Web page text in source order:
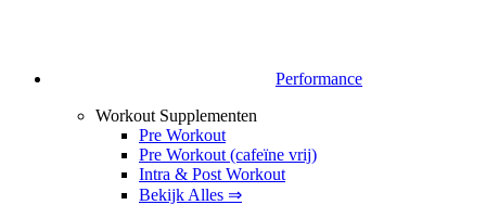
Performance
Workout Supplementen
Pre Workout
Pre Workout (cafeïne vrij)
Intra & Post Workout
Bekijk Alles ⇒